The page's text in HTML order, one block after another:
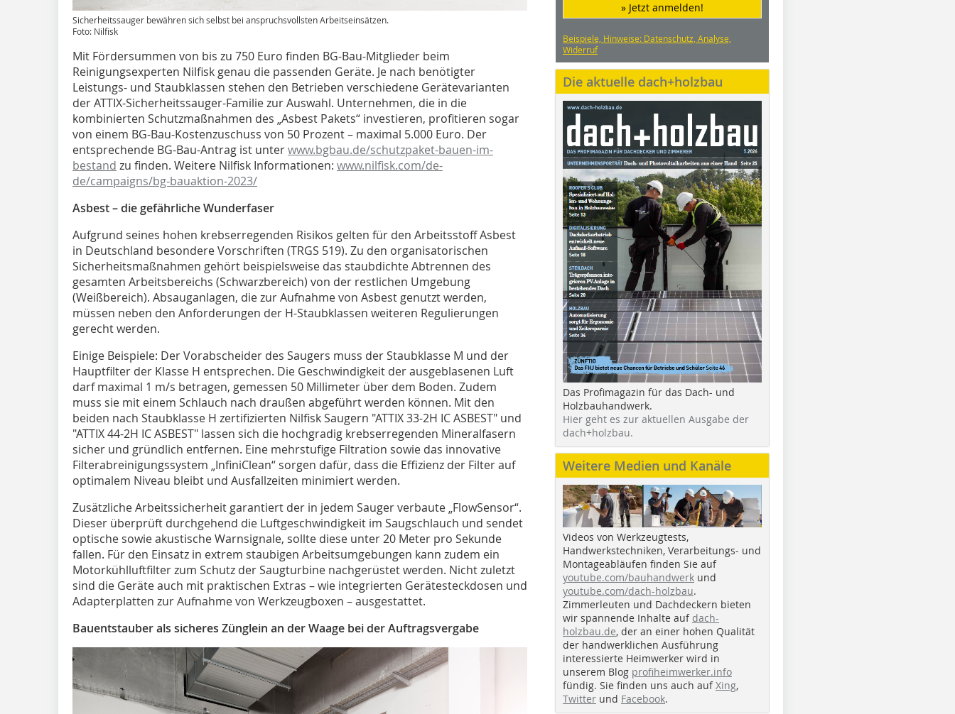
Sicherheitssauger bewähren sich selbst bei anspruchsvollsten Arbeitseinsätzen.
Foto: Nilfisk
Mit Fördersummen von bis zu 750 Euro finden BG-Bau-Mitglieder beim
Reinigungsexperten Nilfisk genau die passenden Geräte. Je nach benötigter
Leistungs- und Staubklassen stehen den Betrieben verschiedene Gerätevarianten
der ATTIX-Sicherheitssauger-Familie zur Auswahl. Unternehmen, die in die
kombinierten Schutzmaßnahmen des „Asbest Pakets“ investieren, profitieren sogar
von einem BG-Bau-Kostenzuschuss von 50 Prozent – maximal 5.000 Euro. Der
entsprechende BG-Bau-Antrag ist unterwww.bgbau.de/schutzpaket-bauen-im-
bestand zu finden. Weitere Nilfisk Informationen: www.nilfisk.com/de-
de/campaigns/bg-bauaktion-2023/
Asbest – die gefährliche Wunderfaser
Aufgrund seines hohen krebserregenden Risikos gelten für den Arbeitsstoff Asbest
in Deutschland besondere Vorschriften (TRGS 519). Zu den organisatorischen
Sicherheitsmaßnahmen gehört beispielsweise das staubdichte Abtrennen des
gesamten Arbeitsbereichs (Schwarzbereich) von der restlichen Umgebung
(Weißbereich). Absauganlagen, die zur Aufnahme von Asbest genutzt werden,
müssen neben den Anforderungen der H-Staubklassen weiteren Regulierungen
gerecht werden.
Einige Beispiele: Der Vorabscheider des Saugers muss der Staubklasse M und der
Hauptfilter der Klasse H entsprechen. Die Geschwindigkeit der ausgeblasenen Luft
darf maximal 1 m/s betragen, gemessen 50 Millimeter über dem Boden. Zudem
muss sie mit einem Schlauch nach draußen abgeführt werden können. Mit den
beiden nach Staubklasse H zertifizierten Nilfisk Saugern "ATTIX 33-2H IC ASBEST" und
"ATTIX 44-2H IC ASBEST" lassen sich die hochgradig krebserregenden Mineralfasern
sicher und gründlich entfernen. Eine mehrstufige Filtration sowie das innovative
Filterabreinigungssystem „InfiniClean“ sorgen dafür, dass die Effizienz der Filter auf
optimalem Niveau bleibt und Ausfallzeiten minimiert werden.
Zusätzliche Arbeitssicherheit garantiert der in jedem Sauger verbaute „FlowSensor“.
Dieser überprüft durchgehend die Luftgeschwindigkeit im Saugschlauch und sendet
optische sowie akustische Warnsignale, sollte diese unter 20 Meter pro Sekunde
fallen. Für den Einsatz in extrem staubigen Arbeitsumgebungen kann zudem ein
Motorkühlluftfilter zum Schutz der Saugturbine nachgerüstet werden. Nicht zuletzt
sind die Geräte auch mit praktischen Extras – wie integrierten Gerätesteckdosen und
Adapterplatten zur Aufnahme von Werkzeugboxen – ausgestattet.
Bauentstauber als sicheres Zünglein an der Waage bei der Auftragsvergabe
» Jetzt anmelden!
Beispiele, Hinweise: Datenschutz, Analyse,
Widerruf
Die aktuelle dach+holzbau
Das Profimagazin für das Dach- und
Holzbauhandwerk.
Hier geht es zur aktuellen Ausgabe der
dach+holzbau.
Weitere Medien und Kanäle
Videos von Werkzeugtests,
Handwerkstechniken, Verarbeitungs- und
Montageabläufen finden Sie auf
youtube.com/bauhandwerk und
youtube.com/dach-holzbau.
Zimmerleuten und Dachdeckern bieten
wir spannende Inhalte auf dach-
holzbau.de, der an einer hohen Qualität
der handwerklichen Ausführung
interessierte Heimwerker wird in
unserem Blog profiheimwerker.info
fündig. Sie finden uns auch aufXing,
Twitter und Facebook.